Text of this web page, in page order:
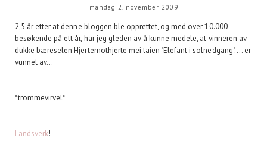
mandag 2. november 2009
2,5 år etter at denne bloggen ble opprettet, og med over 10.000
besøkende på ett år, har jeg gleden av å kunne medele, at vinneren av
dukke bæreselen Hjertemothjerte mei taien "Elefant i solnedgang".... er
vunnet av...
*trommevirvel*
Landsverk!